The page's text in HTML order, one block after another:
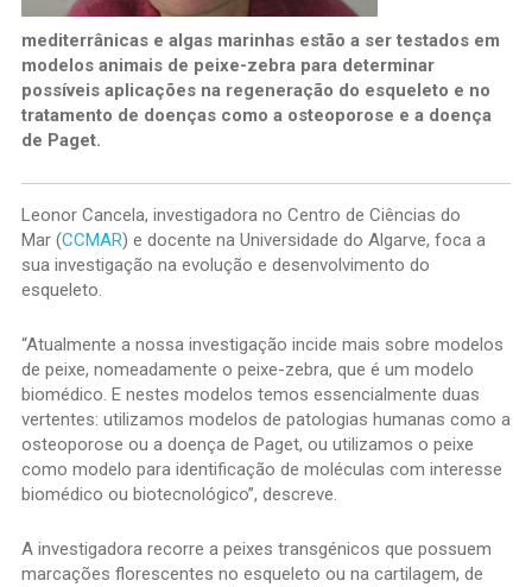
mediterrânicas e algas marinhas estão a ser testados em
modelos animais de peixe-zebra para determinar
possíveis aplicações na regeneração do esqueleto e no
tratamento de doenças como a osteoporose e a doença
de Paget.
Leonor Cancela, investigadora no Centro de Ciências do
Mar (CCMAR) e docente na Universidade do Algarve, foca a
sua investigação na evolução e desenvolvimento do
esqueleto.
“Atualmente a nossa investigação incide mais sobre modelos
de peixe, nomeadamente o peixe-zebra, que é um modelo
biomédico. E nestes modelos temos essencialmente duas
vertentes: utilizamos modelos de patologias humanas como a
osteoporose ou a doença de Paget, ou utilizamos o peixe
como modelo para identificação de moléculas com interesse
biomédico ou biotecnológico”, descreve.
A investigadora recorre a peixes transgénicos que possuem
marcações florescentes no esqueleto ou na cartilagem, de